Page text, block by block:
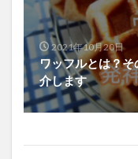
2021年10月20日
ワッフルとは？
介します